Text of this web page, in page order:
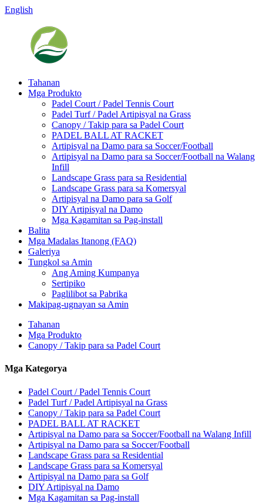
English
Tahanan
Mga Produkto
Padel Court / Padel Tennis Court
Padel Turf / Padel Artipisyal na Grass
Canopy / Takip para sa Padel Court
PADEL BALL AT RACKET
Artipisyal na Damo para sa Soccer/Football
Artipisyal na Damo para sa Soccer/Football na Walang
Infill
Landscape Grass para sa Residential
Landscape Grass para sa Komersyal
Artipisyal na Damo para sa Golf
DIY Artipisyal na Damo
Mga Kagamitan sa Pag-install
Balita
Mga Madalas Itanong (FAQ)
Galeriya
Tungkol sa Amin
Ang Aming Kumpanya
Sertipiko
Paglilibot sa Pabrika
Makipag-ugnayan sa Amin
Tahanan
Mga Produkto
Canopy / Takip para sa Padel Court
Mga Kategorya
Padel Court / Padel Tennis Court
Padel Turf / Padel Artipisyal na Grass
Canopy / Takip para sa Padel Court
PADEL BALL AT RACKET
Artipisyal na Damo para sa Soccer/Football na Walang Infill
Artipisyal na Damo para sa Soccer/Football
Landscape Grass para sa Residential
Landscape Grass para sa Komersyal
Artipisyal na Damo para sa Golf
DIY Artipisyal na Damo
Mga Kagamitan sa Pag-install